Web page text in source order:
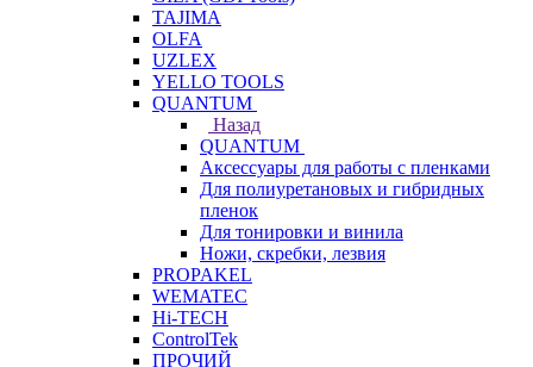
TAJIMA
OLFA
UZLEX
YELLO TOOLS
QUANTUM
Назад
QUANTUM
Аксессуары для работы с пленками
Для полиуретановых и гибридных
пленок
Для тонировки и винила
Ножи, скребки, лезвия
PROPAKEL
WEMATEC
Hi-TECH
ControlTek
ПРОЧИЙ